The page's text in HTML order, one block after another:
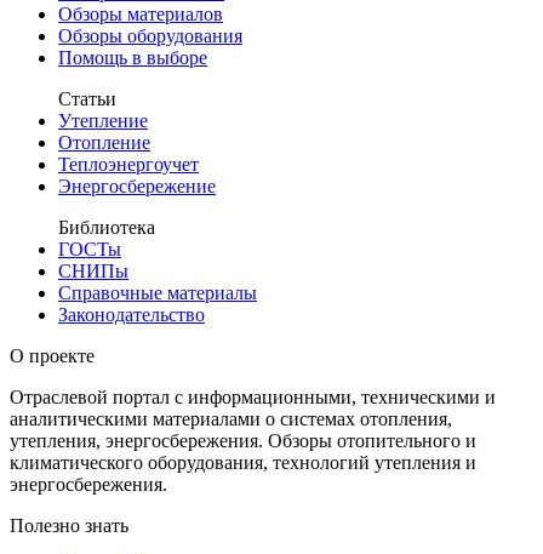
Обзоры материалов
Обзоры оборудования
Помощь в выборе
Статьи
Утепление
Отопление
Теплоэнергоучет
Энергосбережение
Библиотека
ГОСТы
СНИПы
Справочные материалы
Законодательство
О проекте
Отраслевой портал с информационными, техническими и
аналитическими материалами о системах отопления,
утепления, энергосбережения. Обзоры отопительного и
климатического оборудования, технологий утепления и
энергосбережения.
Полезно знать